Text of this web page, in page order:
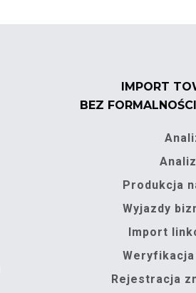
IMPORT
BEZ
Produkcja
Wyjazdy
Import
Rejestracja